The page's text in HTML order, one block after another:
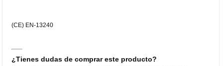
(CE) EN-13240
¿Tienes dudas de comprar este producto?